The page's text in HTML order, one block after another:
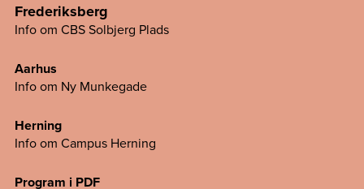
Frederiksberg
Info om CBS Solbjerg Plads
Aarhus
Info om Ny Munkegade
Herning
Info om Campus Herning
Program i PDF